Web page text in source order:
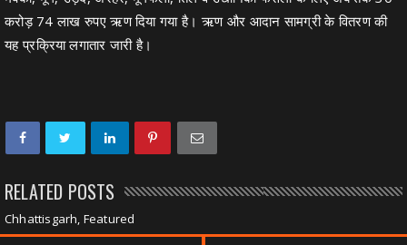
करोड़ 74 लाख रुपए ऋण दिया गया है। ऋण और आदान सामग्री के वितरण की
यह प्रक्रिया लगातार जारी है।
RELATED POSTS
Chhattisgarh, Featured